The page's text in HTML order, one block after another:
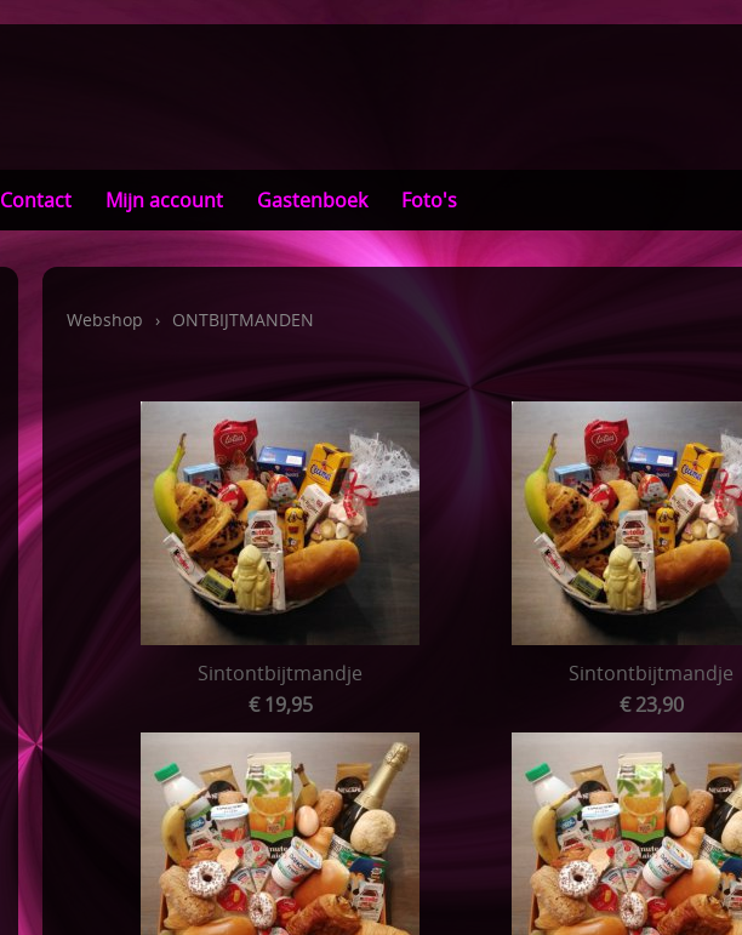
Contact Mijn account Gastenboek Foto's
Webshop › ONTBIJTMANDEN
Sintontbijtmandje
€ 19,95
Sintontbijtmandje
€ 23,90